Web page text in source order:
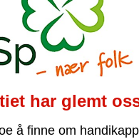
har glemt
å finne om